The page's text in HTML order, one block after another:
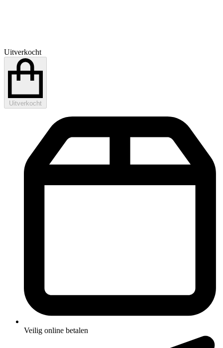
Uitverkocht
Uitverkocht
Veilig online betalen